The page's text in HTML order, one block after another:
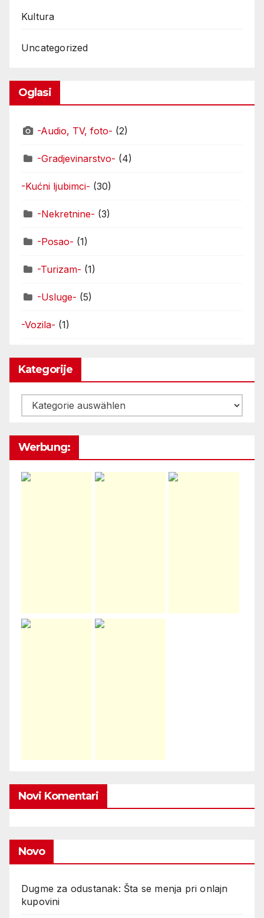
Kultura
Uncategorized
Oglasi
-Audio, TV, foto- (2)
-Gradjevinarstvo- (4)
-Kućni ljubimci- (30)
-Nekretnine- (3)
-Posao- (1)
-Turizam- (1)
-Usluge- (5)
-Vozila- (1)
Kategorije
Kategorije
Werbung:
Novi Komentari
Novo
Dugme za odustanak: Šta se menja pri onlajn
kupovini